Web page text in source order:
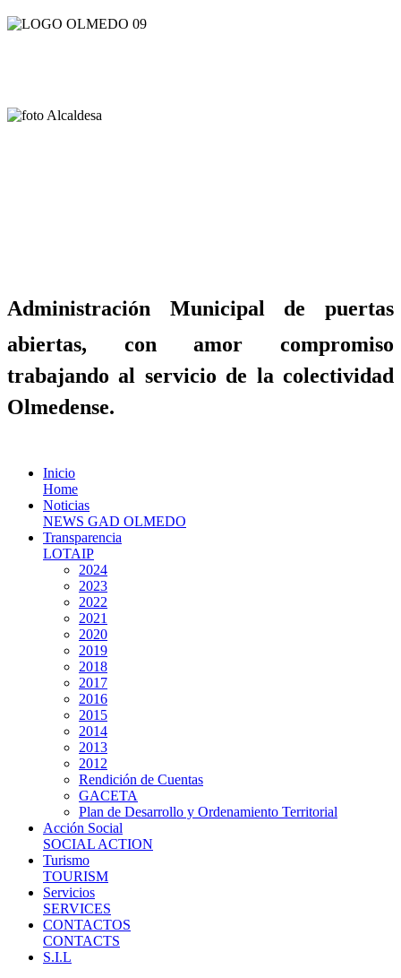
Administración Municipal de puertas
abiertas, con amor compromiso
trabajando al servicio de la colectividad
Olmedense.
Inicio
Home
Noticias
NEWS GAD OLMEDO
Transparencia
LOTAIP
2024
2023
2022
2021
2020
2019
2018
2017
2016
2015
2014
2013
2012
Rendición de Cuentas
GACETA
Plan de Desarrollo y Ordenamiento Territorial
Acción Social
SOCIAL ACTION
Turismo
TOURISM
Servicios
SERVICES
CONTACTOS
CONTACTS
S.I.L